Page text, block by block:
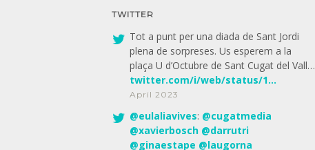
TWITTER
Tot a punt per una diada de Sant Jordi
plena de sorpreses. Us esperem a la
plaça U d’Octubre de Sant Cugat del Vall…
twitter.com/i/web/status/1…
April 2023
@eulaliavives: @cugatmedia
@xavierbosch @darrutri
@ginaestape @laugorna